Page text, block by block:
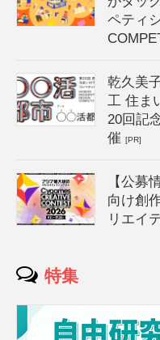
ペティ
乾久美
工 住ま
20回記
催[PR]
【公募
向け創
リエイ
特集